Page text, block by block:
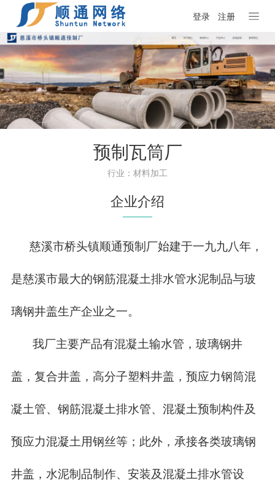
登录 注册
预制瓦筒厂
行业：材料加工
企业介绍
慈溪市桥头镇顺通预制厂始建于一九九八年，
是慈溪市最大的钢筋混凝土排水管水泥制品与玻
璃钢井盖生产企业之一。
我厂主要产品有混凝土输水管，玻璃钢井
盖，复合井盖，高分子塑料井盖，预应力钢筒混
凝土管、钢筋混凝土排水管、混凝土预制构件及
预应力混凝土用钢丝等；此外，承接各类玻璃钢
井盖，水泥制品制作、安装及混凝土排水管设